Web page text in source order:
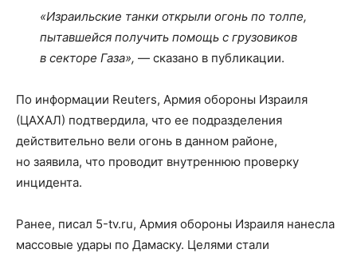
«Израильские танки открыли огонь по толпе,
пытавшейся получить помощь с грузовиков
в секторе Газа», — сказано в публикации.
По информации Reuters, Армия обороны Израиля
(ЦАХАЛ) подтвердила, что ее подразделения
действительно вели огонь в данном районе,
но заявила, что проводит внутреннюю проверку
инцидента.
Ранее, писал 5-tv.ru, Армия обороны Израиля нанесла
массовые удары по Дамаску. Целями стали